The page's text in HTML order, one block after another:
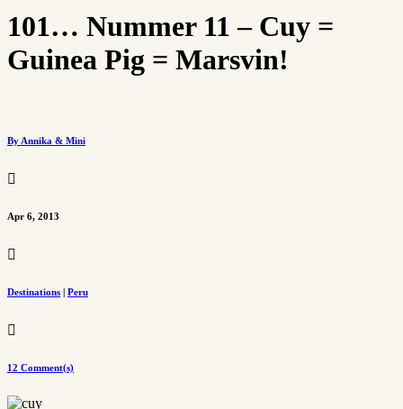
101… Nummer 11 – Cuy =
Guinea Pig = Marsvin!
By Annika & Mini

Apr 6, 2013

Destinations | Peru

12 Comment(s)